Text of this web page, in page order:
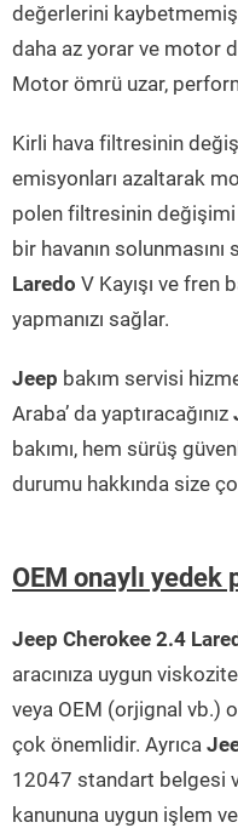
değerlerini
daha az yorar ve motor
Motor ömrü uzar,
Kirli hava filtresinin
emisyonları azaltarak
polen filtresinin değişimi
bir havanın solunmasını
Laredo V Kayışı ve fren
yapmanızı sağlar.
Jeep bakım servisi
Araba’ da yaptıracağınız
bakımı, hem sürüş
durumu hakkında size
OEM onaylı yedek
Jeep Cherokee 2.4
aracınıza uygun
veya OEM (orjignal vb.)
çok önemlidir. Ayrıca
12047 standart belgesi
kanununa uygun işlem